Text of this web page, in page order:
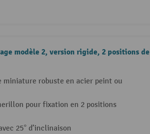
modèle 2, version rigide, 2 positions de
miniature robuste en acier peint ou
pour fixation en 2 positions
25° d’inclinaison